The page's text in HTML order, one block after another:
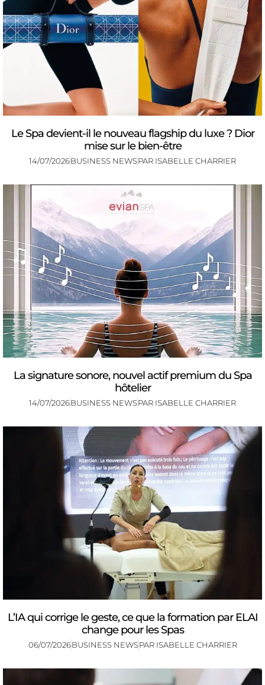
Le Spa devient-il le nouveau flagship du luxe ? Dior
mise sur le bien-être
14/07/2026BUSINESS NEWSPAR ISABELLE CHARRIER
La signature sonore, nouvel actif premium du Spa
hôtelier
14/07/2026BUSINESS NEWSPAR ISABELLE CHARRIER
L’IA qui corrige le geste, ce que la formation par ELAI
change pour les Spas
06/07/2026BUSINESS NEWSPAR ISABELLE CHARRIER